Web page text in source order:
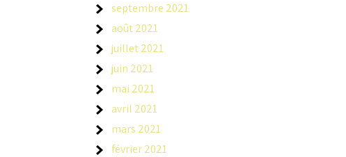
septembre 2021
août 2021
juillet 2021
juin 2021
mai 2021
avril 2021
mars 2021
février 2021